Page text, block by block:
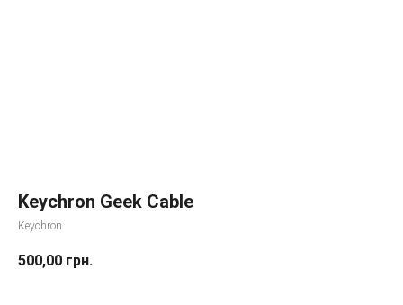
Keychron Geek Cable
Keychron
500,00 грн.